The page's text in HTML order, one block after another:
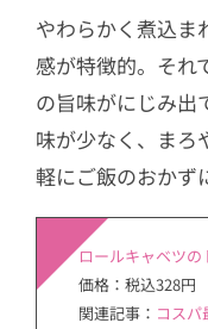
やわらかく煮込ま
感が特徴的。それ
の旨味がにじみ出
味が少なく、まろ
軽にご飯のおかず
ロールキャベツの
価格：税込328円
関連記事： コス